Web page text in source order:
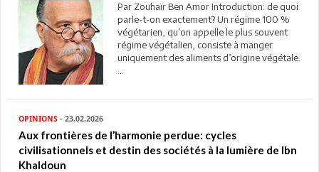
Par Zouhaïr Ben Amor Introduction: de quoi
parle-t-on exactement? Un régime 100 %
végétarien, qu’on appelle le plus souvent
régime végétalien, consiste à manger
uniquement des aliments d’origine végétale.
...
OPINIONS - 23.02.2026
Aux frontières de l’harmonie perdue: cycles
civilisationnels et destin des sociétés à la lumière de Ibn
Khaldoun